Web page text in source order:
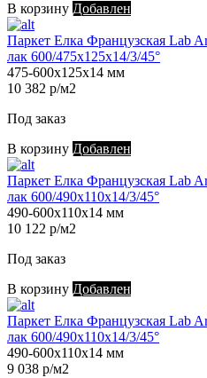
В корзину Добавлен
Паркет Елка Французская Lab
лак 600/475х125х14/3/45°
475-600х125х14 мм
10 382 р/м2
Под заказ
В корзину Добавлен
Паркет Елка Французская Lab
лак 600/490х110х14/3/45°
490-600х110х14 мм
10 122 р/м2
Под заказ
В корзину Добавлен
Паркет Елка Французская Lab
лак 600/490х110х14/3/45°
490-600х110х14 мм
9 038 р/м2